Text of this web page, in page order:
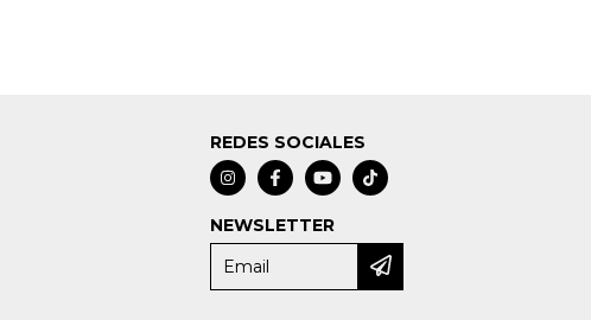
REDES SOCIALES
NEWSLETTER